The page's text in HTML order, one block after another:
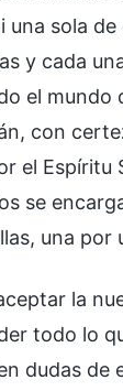
una sola de
y cada
el mundo
con
el Espíritu
se
una por
la
todo lo
dudas de